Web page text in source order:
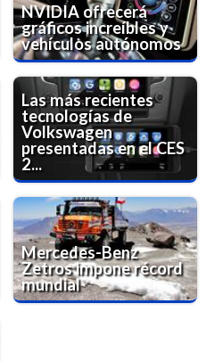
NVIDIA ofrecerá
gráficos increíbles y
vehículos autónomos
Las más recientes
tecnologías de
Volkswagen
presentadas en el CES
2...
Mercedes-Benz
Zetros impone récord
mundial